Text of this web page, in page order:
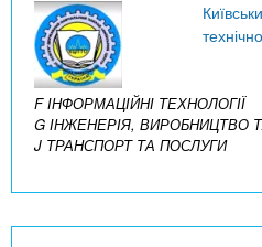
F ІНФОРМАЦІЙНІ ТЕХНОЛОГІЇ
G ІНЖЕНЕРІЯ, ВИРОБНИЦТВО
J ТРАНСПОРТ ТА ПОСЛУГИ